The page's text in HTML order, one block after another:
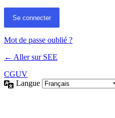
Mot de passe oublié ?
← Aller sur SEE
CGUV
Langue